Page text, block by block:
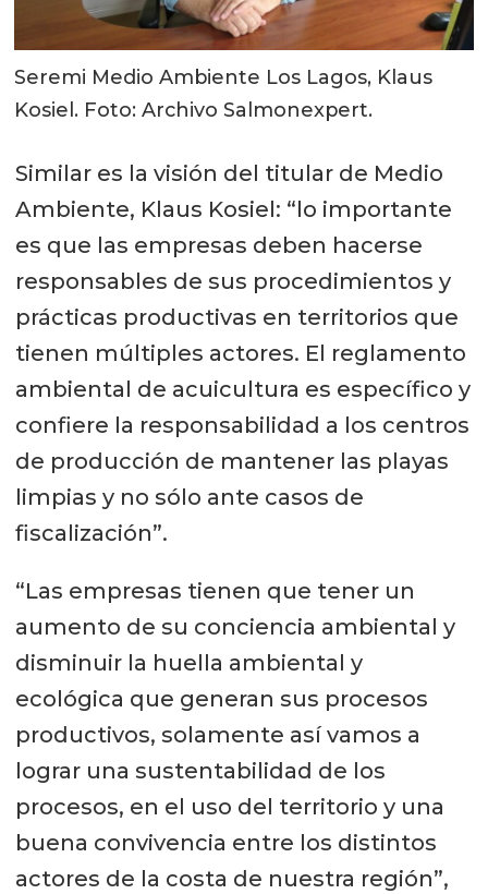
Seremi Medio Ambiente Los Lagos, Klaus
Kosiel. Foto: Archivo Salmonexpert.
Similar es la visión del titular de Medio
Ambiente, Klaus Kosiel: “lo importante
es que las empresas deben hacerse
responsables de sus procedimientos y
prácticas productivas en territorios que
tienen múltiples actores. El reglamento
ambiental de acuicultura es específico y
confiere la responsabilidad a los centros
de producción de mantener las playas
limpias y no sólo ante casos de
fiscalización”.
“Las empresas tienen que tener un
aumento de su conciencia ambiental y
disminuir la huella ambiental y
ecológica que generan sus procesos
productivos, solamente así vamos a
lograr una sustentabilidad de los
procesos, en el uso del territorio y una
buena convivencia entre los distintos
actores de la costa de nuestra región”,